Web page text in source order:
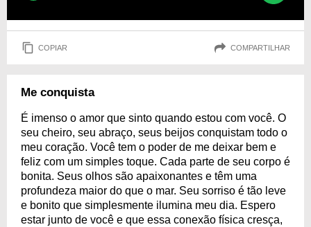
COPIAR COMPARTILHAR
Me conquista
É imenso o amor que sinto quando estou com você. O
seu cheiro, seu abraço, seus beijos conquistam todo o
meu coração. Você tem o poder de me deixar bem e
feliz com um simples toque. Cada parte de seu corpo é
bonita. Seus olhos são apaixonantes e têm uma
profundeza maior do que o mar. Seu sorriso é tão leve
e bonito que simplesmente ilumina meu dia. Espero
estar junto de você e que essa conexão física cresça,